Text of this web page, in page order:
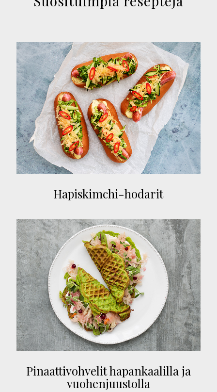
Hapiskimchi-hodarit
Pinaattivohvelit hapankaalilla ja
vuohenjuustolla